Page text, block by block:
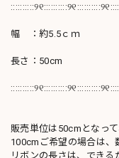
幅 ：約5.5ｃｍ
長さ：50cm
販売単位は50cmとなって
100cmご希望の場合は、
リボンの長さは、でき